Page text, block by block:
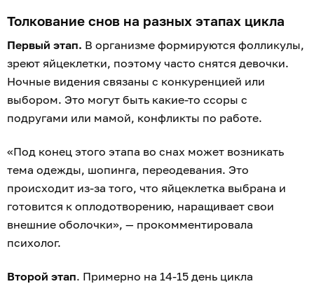
Толкование снов на разных этапах цикла
Первый этап. В организме формируются фолликулы,
зреют яйцеклетки, поэтому часто снятся девочки.
Ночные видения связаны с конкуренцией или
выбором. Это могут быть какие-то ссоры с
подругами или мамой, конфликты по работе.
«Под конец этого этапа во снах может возникать
тема одежды, шопинга, переодевания. Это
происходит из-за того, что яйцеклетка выбрана и
готовится к оплодотворению, наращивает свои
внешние оболочки», — прокомментировала
психолог.
Второй этап. Примерно на 14-15 день цикла